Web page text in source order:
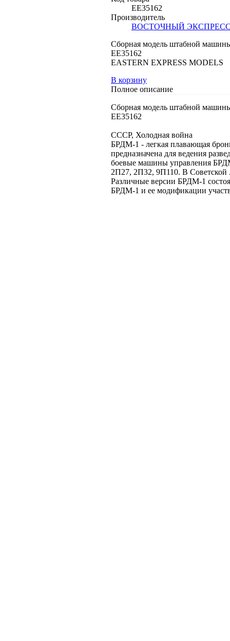
EE35162
Производитель
ВОСТОЧНЫЙ
Сборная модель штабной
EE35162
EASTERN EXPRESS MODELS
В корзину
Полное описание
Сборная модель штабной
EE35162
СССР, Холодная война
БРДМ-1 - легкая плавающая
предназначена для ведения
боевые машины управления
2П27, 2П32, 9П110. В
Различные версии БРДМ-1
БРДМ-1 и ее модификации